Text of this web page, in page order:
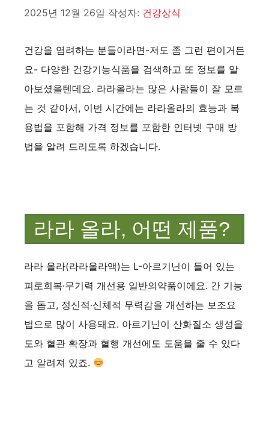
2025년 12월 26일 작성자: 건강상식
건강을 염려하는 분들이라면-저도 좀 그런 편이거든
요- 다양한 건강기능식품을 검색하고 또 정보를 알
아보셨을텐데요. 라라올라는 많은 사람들이 잘 모르
는 것 같아서, 이번 시간에는 라라올라의 효능과 복
용법을 포함해 가격 정보를 포함한 인터넷 구매 방
법을 알려 드리도록 하겠습니다.
라라 올라, 어떤 제품?
라라 올라(라라올라액)는 L-아르기닌이 들어 있는
피로회복·무기력 개선용 일반의약품이에요. 간 기능
을 돕고, 정신적·신체적 무력감을 개선하는 보조요
법으로 많이 사용돼요. 아르기닌이 산화질소 생성을
도와 혈관 확장과 혈행 개선에도 도움을 줄 수 있다
고 알려져 있죠.